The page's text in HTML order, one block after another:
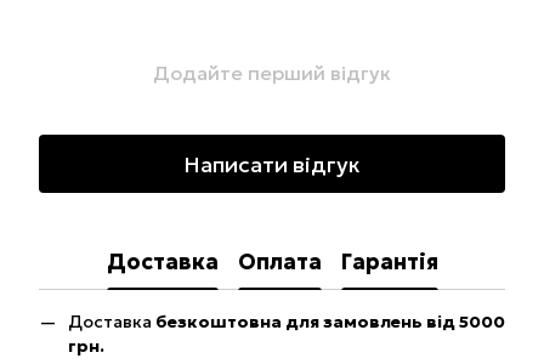
Додайте перший відгук
Написати відгук
Доставка Оплата Гарантія
Доставка безкоштовна для замовлень від 5000
грн.